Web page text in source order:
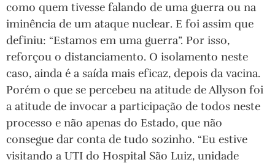
como quem tivesse falando de uma guerra ou na
iminência de um ataque nuclear. E foi assim que
definiu: “Estamos em uma guerra”. Por isso,
reforçou o distanciamento. O isolamento neste
caso, ainda é a saída mais eficaz, depois da vacina.
Porém o que se percebeu na atitude de Allyson foi
a atitude de invocar a participação de todos neste
processo e não apenas do Estado, que não
consegue dar conta de tudo sozinho. “Eu estive
visitando a UTI do Hospital São Luiz, unidade